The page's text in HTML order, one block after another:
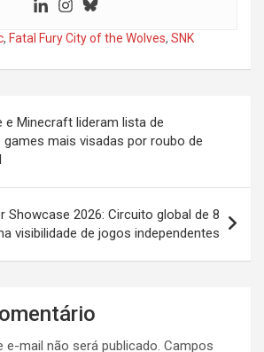
, Fatal Fury City of the Wolves, SNK
e Minecraft lideram lista de
mais visadas por roubo de
Showcase 2026: Circuito global de 8
visibilidade de jogos independentes
e-mail não será publicado. Campos